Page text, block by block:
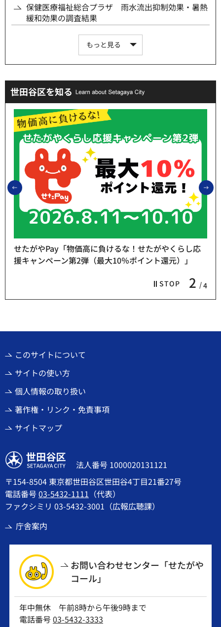
保健医療福祉総合プラザ 雨水流出抑制効果・暑熱
緩和効果の調査結果
もっと見る
世田谷区を知る
前のスライドを表示
STOP 2 4
せたがやPay「物価高に負けるな！せたがやくらし応
援キャンペーン第2弾（最大10％ポイント還元）」
このサイトについて
サイトの使い方
個人情報の取り扱い
著作権・リンク・免責事項
サイトマップ
世田谷区
法人番号 1000020131121
〒154-8504 東京都世田谷区世田谷4丁目21番27号
電話番号03-5432-1111 （代表）
ファクシミリ 03-5432-3001（広報広聴課）
庁舎案内
お問い合わせセンター「せたがや
コール」
年中無休 午前8時から午後9時まで
電話番号03-5432-3333